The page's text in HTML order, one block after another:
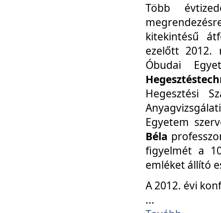
Több
kitekintésű
ezelőtt 2012.
Óbudai
Hegesztési
Egyetem
Béla
figyelmét a
emléket állító
A 2012. évi
...